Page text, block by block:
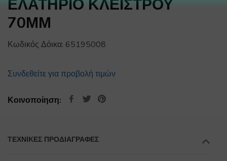
ΕΛΑΤΗΡΙΟ ΚΛΕΙΣΤΡΟΥ
70ΜΜ
Κωδικός Δόικα: 65195008
Συνδεθείτε για προβολή τιμών
Κοινοποίηση:
ΤΕΧΝΙΚΕΣ ΠΡΟΔΙΑΓΡΑΦΕΣ